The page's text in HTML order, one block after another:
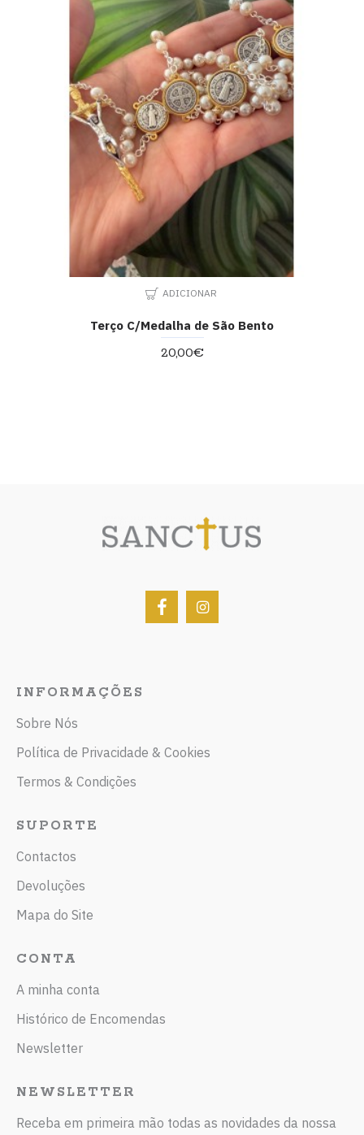
Terço C/Medalha de São Bento
20,00€
ADICIONAR
INFORMAÇÕES
Sobre Nós
Política de Privacidade & Cookies
Termos & Condições
SUPORTE
Contactos
Devoluções
Mapa do Site
CONTA
A minha conta
Histórico de Encomendas
Newsletter
NEWSLETTER
Receba em primeira mão todas as novidades da nossa